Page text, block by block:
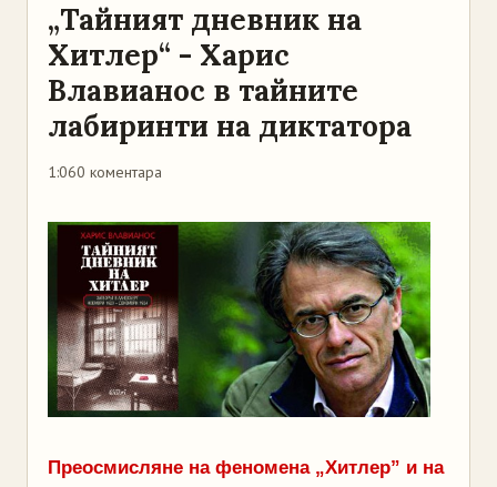
„Тайният дневник на
Хитлер“ - Харис
Влавианос в тайните
лабиринти на диктатора
1:060 коментара
Преосмисляне на феномена „Хитлер” и на